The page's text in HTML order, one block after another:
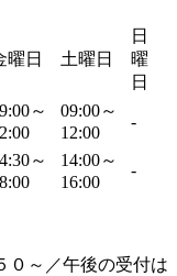
曜日 土曜日
日
曜
日
～
09:00～
12:00
-
～
14:00～
16:00
-
０～／午後の受付は